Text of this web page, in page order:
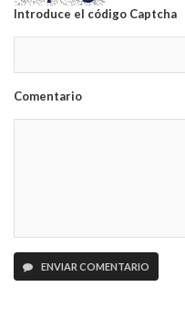
Introduce el código Captcha
Comentario
ENVIAR COMENTARIO